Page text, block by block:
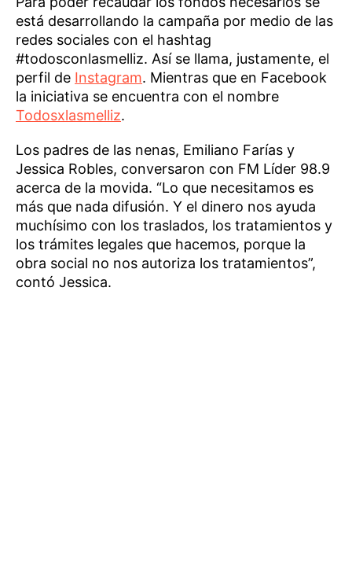
está desarrollando la campaña por medio de las
redes sociales con el hashtag
#todosconlasmelliz. Así se llama, justamente, el
perfil de Instagram. Mientras que en Facebook
la iniciativa se encuentra con el nombre
Todosxlasmelliz.
Los padres de las nenas, Emiliano Farías y
Jessica Robles, conversaron con FM Líder 98.9
acerca de la movida. “Lo que necesitamos es
más que nada difusión. Y el dinero nos ayuda
muchísimo con los traslados, los tratamientos y
los trámites legales que hacemos, porque la
obra social no nos autoriza los tratamientos”,
contó Jessica.